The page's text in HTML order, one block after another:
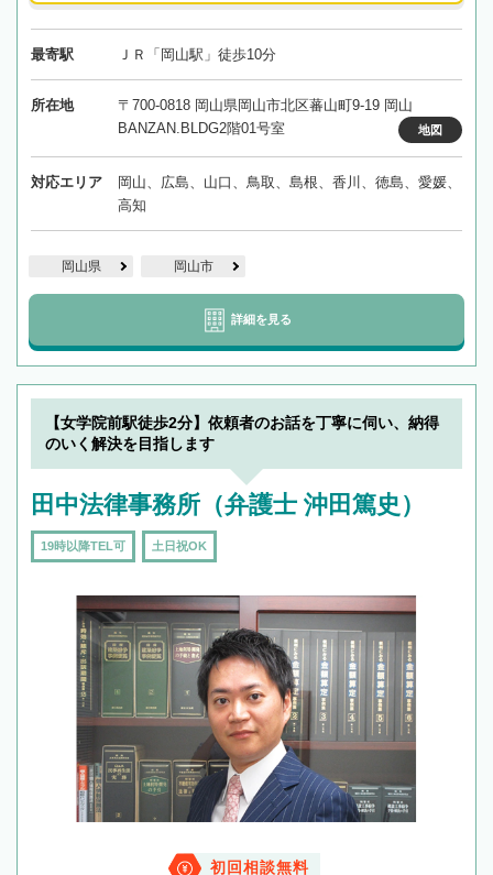
最寄駅 ＪＲ「岡山駅」徒歩10分
所在地
〒700-0818 岡山県岡山市北区蕃山町9-19 岡山
BANZAN.BLDG2階01号室
地図
対応エリア
岡山、広島、山口、鳥取、島根、香川、徳島、愛媛、
高知
岡山県 岡山市
詳細を見る
【女学院前駅徒歩2分】依頼者のお話を丁寧に伺い、納得
のいく解決を目指します
田中法律事務所（弁護士 沖田篤史）
19時以降TEL可 土日祝OK
初回相談無料